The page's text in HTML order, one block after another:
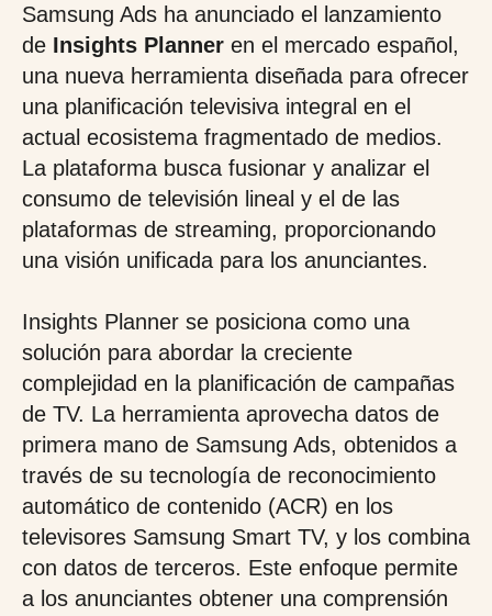
Samsung Ads ha anunciado el lanzamiento
de Insights Planner en el mercado español,
una nueva herramienta diseñada para ofrecer
una planificación televisiva integral en el
actual ecosistema fragmentado de medios.
La plataforma busca fusionar y analizar el
consumo de televisión lineal y el de las
plataformas de streaming, proporcionando
una visión unificada para los anunciantes.
Insights Planner se posiciona como una
solución para abordar la creciente
complejidad en la planificación de campañas
de TV. La herramienta aprovecha datos de
primera mano de Samsung Ads, obtenidos a
través de su tecnología de reconocimiento
automático de contenido (ACR) en los
televisores Samsung Smart TV, y los combina
con datos de terceros. Este enfoque permite
a los anunciantes obtener una comprensión